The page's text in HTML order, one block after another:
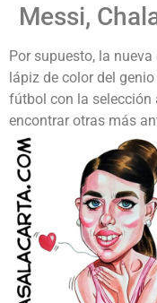
Messi,
Por supuesto, la
lápiz de color del genio
fútbol con la selección
encontrar otras más